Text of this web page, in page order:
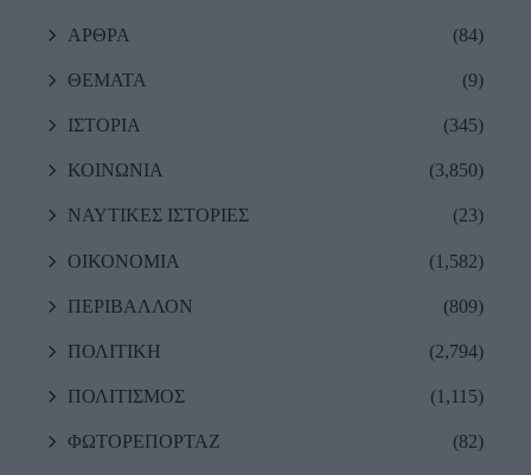
ΑΡΘΡΑ (84)
ΘΕΜΑΤΑ (9)
ΙΣΤΟΡΙΑ (345)
ΚΟΙΝΩΝΙΑ (3,850)
ΝΑΥΤΙΚΕΣ ΙΣΤΟΡΙΕΣ (23)
ΟΙΚΟΝΟΜΙΑ (1,582)
ΠΕΡΙΒΑΛΛΟΝ (809)
ΠΟΛΙΤΙΚΗ (2,794)
ΠΟΛΙΤΙΣΜΟΣ (1,115)
ΦΩΤΟΡΕΠΟΡΤΑΖ (82)